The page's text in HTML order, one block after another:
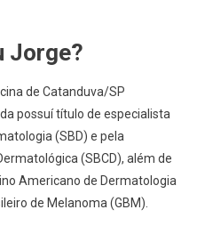
Jorge?
de Catanduva/SP
possuí título de especialista
(SBD) e pela
(SBCD), além de
Americano de Dermatologia
de Melanoma (GBM).